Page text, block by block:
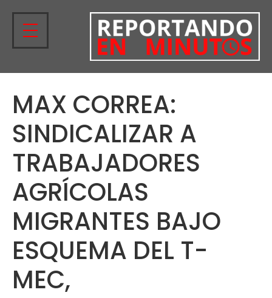
MAX CORREA:
SINDICALIZAR A
TRABAJADORES
AGRÍCOLAS
MIGRANTES BAJO
ESQUEMA DEL T-
MEC,